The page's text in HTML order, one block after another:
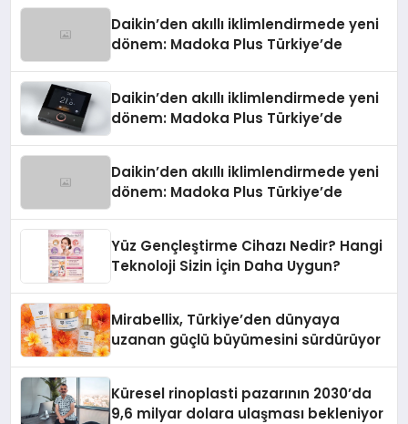
Daikin’den akıllı iklimlendirmede yeni
dönem: Madoka Plus Türkiye’de
Daikin’den akıllı iklimlendirmede yeni
dönem: Madoka Plus Türkiye’de
Daikin’den akıllı iklimlendirmede yeni
dönem: Madoka Plus Türkiye’de
Yüz Gençleştirme Cihazı Nedir? Hangi
Teknoloji Sizin İçin Daha Uygun?
Mirabellix, Türkiye’den dünyaya
uzanan güçlü büyümesini sürdürüyor
Küresel rinoplasti pazarının 2030’da
9,6 milyar dolara ulaşması bekleniyor